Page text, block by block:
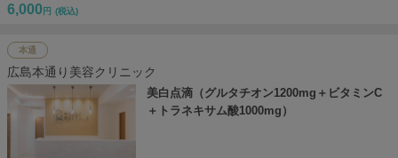
6,000 円 (税込)
本通
広島本通り美容クリニック
美白点滴（グルタチオン1200mg＋ビタミンC
＋トラネキサム酸1000mg）